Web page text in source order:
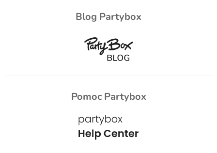
Blog Partybox
Pomoc Partybox